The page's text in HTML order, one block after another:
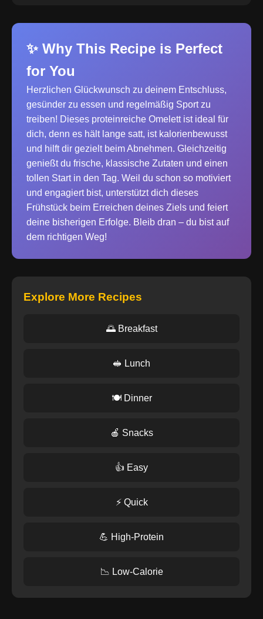
✨ Why This Recipe is Perfect
for You
Herzlichen Glückwunsch zu deinem Entschluss,
gesünder zu essen und regelmäßig Sport zu
treiben! Dieses proteinreiche Omelett ist ideal für
dich, denn es hält lange satt, ist kalorienbewusst
und hilft dir gezielt beim Abnehmen. Gleichzeitig
genießt du frische, klassische Zutaten und einen
tollen Start in den Tag. Weil du schon so motiviert
und engagiert bist, unterstützt dich dieses
Frühstück beim Erreichen deines Ziels und feiert
deine bisherigen Erfolge. Bleib dran – du bist auf
dem richtigen Weg!
Explore More Recipes
🌅 Breakfast
🥪 Lunch
🍽️ Dinner
🍎 Snacks
👍 Easy
⚡ Quick
💪 High-Protein
📉 Low-Calorie